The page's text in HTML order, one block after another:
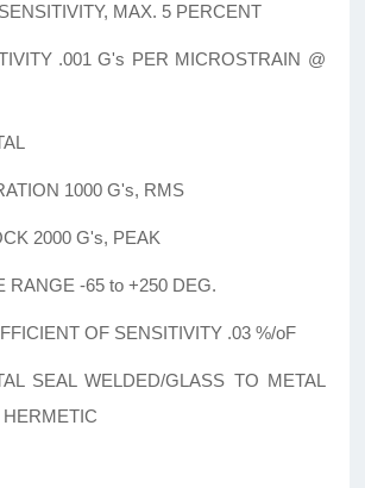
MAX. 5 PERCENT
.001 G's PER MICROSTRAIN @
1000 G's, RMS
2000 G's, PEAK
RANGE -65 to +250 DEG.
OF SENSITIVITY .03 %/oF
SEAL WELDED/GLASS TO METAL